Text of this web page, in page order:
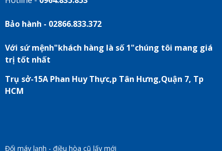
Bảo hành - 02866.833.372
Với sứ mệnh"khách hàng là số 1"chúng tôi mang giá
trị tốt nhất
Trụ sở-15A Phan Huy Thực,p Tân Hưng,Quận 7, Tp
HCM
Đổi máy lạnh - điều hòa cũ lấy mới